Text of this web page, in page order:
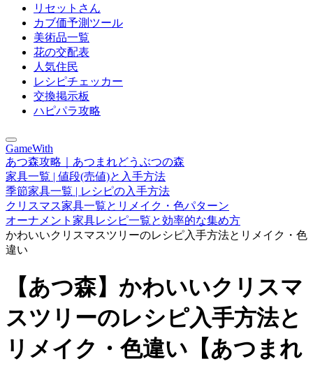
リセットさん
カブ価予測ツール
美術品一覧
花の交配表
人気住民
レシピチェッカー
交換掲示板
ハピパラ攻略
GameWith
あつ森攻略｜あつまれどうぶつの森
家具一覧 | 値段(売値)と入手方法
季節家具一覧 | レシピの入手方法
クリスマス家具一覧とリメイク・色パターン
オーナメント家具レシピ一覧と効率的な集め方
かわいいクリスマスツリーのレシピ入手方法とリメイク・色
違い
【あつ森】かわいいクリスマ
スツリーのレシピ入手方法と
リメイク・色違い【あつまれ